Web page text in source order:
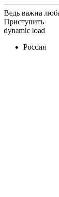
Ведь важна
Приступить
dynamic load
Россия